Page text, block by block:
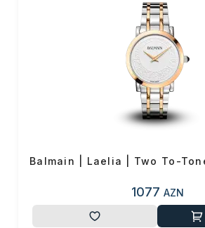
Balmain | Laelia | Two To-
1077 AZN